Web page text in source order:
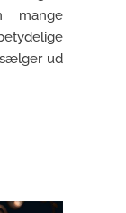
mange
ud